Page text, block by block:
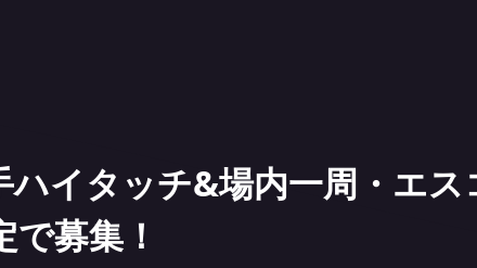
ハイタッチ&場内一周・エ
募集！